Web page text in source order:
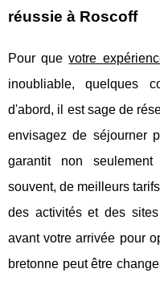
réussie à Roscoff
Pour quevotre
inoubliable, quelques
d'abord, il est sage de
envisagez de séjourner
garantit non
souvent, de meilleurs
des activités et des
avant votre arrivée pour
bretonne peut être